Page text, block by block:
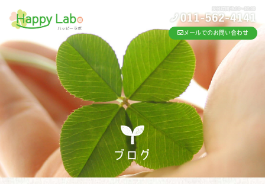
メールでのお問い合わせ
ブログ